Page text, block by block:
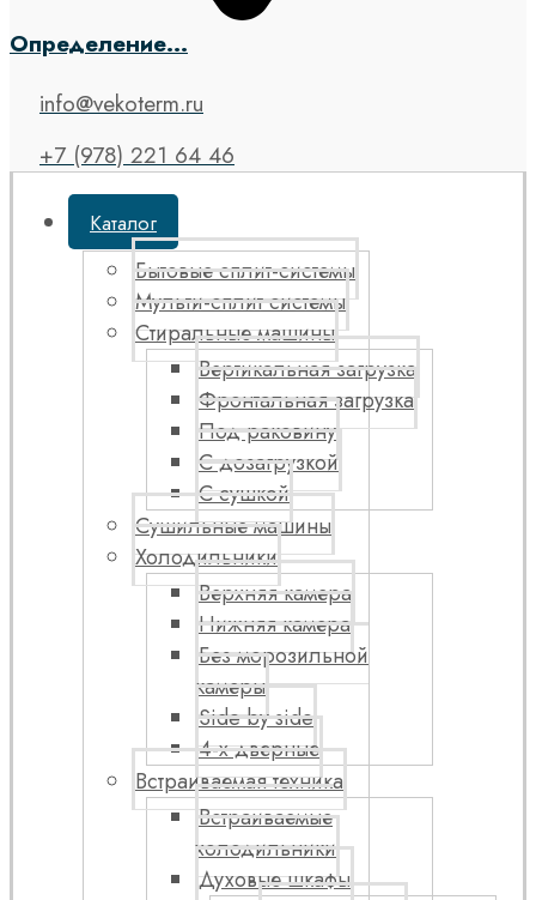
Определение...
info@vekoterm.ru
+7 (978) 221 64 46
Каталог
Бытовые сплит-системы
Мульти-сплит системы
Стиральные машины
Вертикальная загрузка
Фронтальная загрузка
Под раковину
С дозагрузкой
С сушкой
Сушильные машины
Холодильники
Верхняя камера
Нижняя камера
Без морозильной
камеры
Side by side
4-х дверные
Встраиваемая техника
Встраиваемые
холодильники
Духовые шкафы